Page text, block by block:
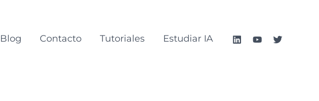
Blog Contacto Tutoriales Estudiar IA